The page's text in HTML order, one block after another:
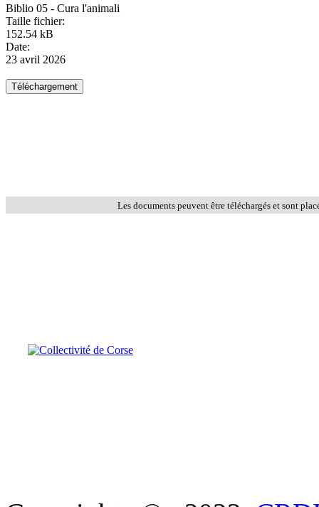
Biblio 05 - Cura l'animali
Taille fichier:
152.54 kB
Date:
23 avril 2026
Les documents peuvent être téléchargés et sont